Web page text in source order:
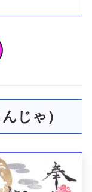
じゃ）